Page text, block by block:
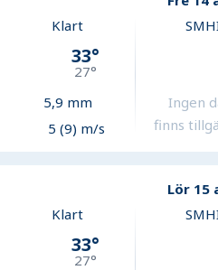
Klart
33°
27°
5,9 mm
5 (9) m/s
Ingen
finns
Lör 15
Klart
33°
27°